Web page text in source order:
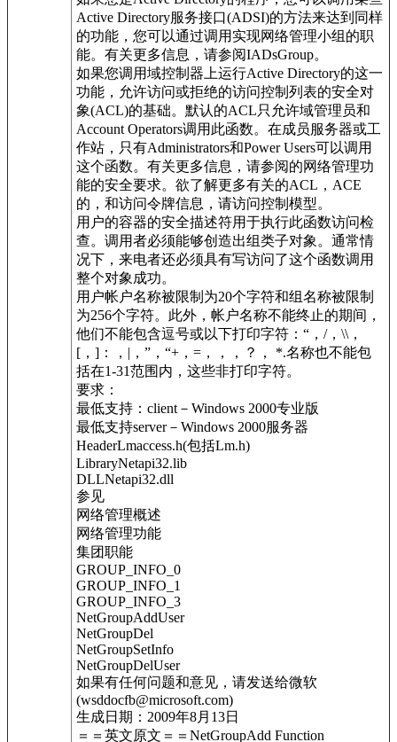
Active Directory服务接口(ADSI)的方法来达到同样
的功能，您可以通过调用实现网络管理小组的职
能。有关更多信息，请参阅IADsGroup。
如果您调用域控制器上运行Active Directory的这一
功能，允许访问或拒绝的访问控制列表的安全对
象(ACL)的基础。默认的ACL只允许域管理员和
Account Operators调用此函数。在成员服务器或工
作站，只有Administrators和Power Users可以调用
这个函数。有关更多信息，请参阅的网络管理功
能的安全要求。欲了解更多有关的ACL，ACE
的，和访问令牌信息，请访问控制模型。
用户的容器的安全描述符用于执行此函数访问检
查。调用者必须能够创造出组类子对象。通常情
况下，来电者还必须具有写访问了这个函数调用
整个对象成功。
用户帐户名称被限制为20个字符和组名称被限制
为256个字符。此外，帐户名称不能终止的期间，
他们不能包含逗号或以下打印字符：“，/，\\，
[，]：，|，”，“+，=，，，？， *.名称也不能包
括在1-31范围内，这些非打印字符。
要求：
最低支持：client－Windows 2000专业版
最低支持server－Windows 2000服务器
HeaderLmaccess.h(包括Lm.h)
LibraryNetapi32.lib
DLLNetapi32.dll
参见
网络管理概述
网络管理功能
集团职能
GROUP_INFO_0
GROUP_INFO_1
GROUP_INFO_3
NetGroupAddUser
NetGroupDel
NetGroupSetInfo
NetGroupDelUser
如果有任何问题和意见，请发送给微软
(wsddocfb@microsoft.com)
生成日期：2009年8月13日
＝＝英文原文＝＝NetGroupAdd Function